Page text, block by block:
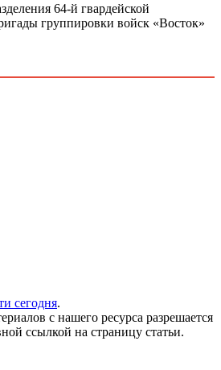
64-й гвардейской
группировки войск «Восток»
сегодня.
с нашего ресурса разрешается
ссылкой на страницу статьи.